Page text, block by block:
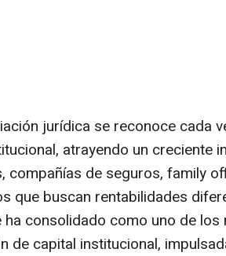
jurídica se reconoce cada
atrayendo un creciente
compañías de seguros, family
que buscan rentabilidades
ha consolidado como uno de
de capital institucional,